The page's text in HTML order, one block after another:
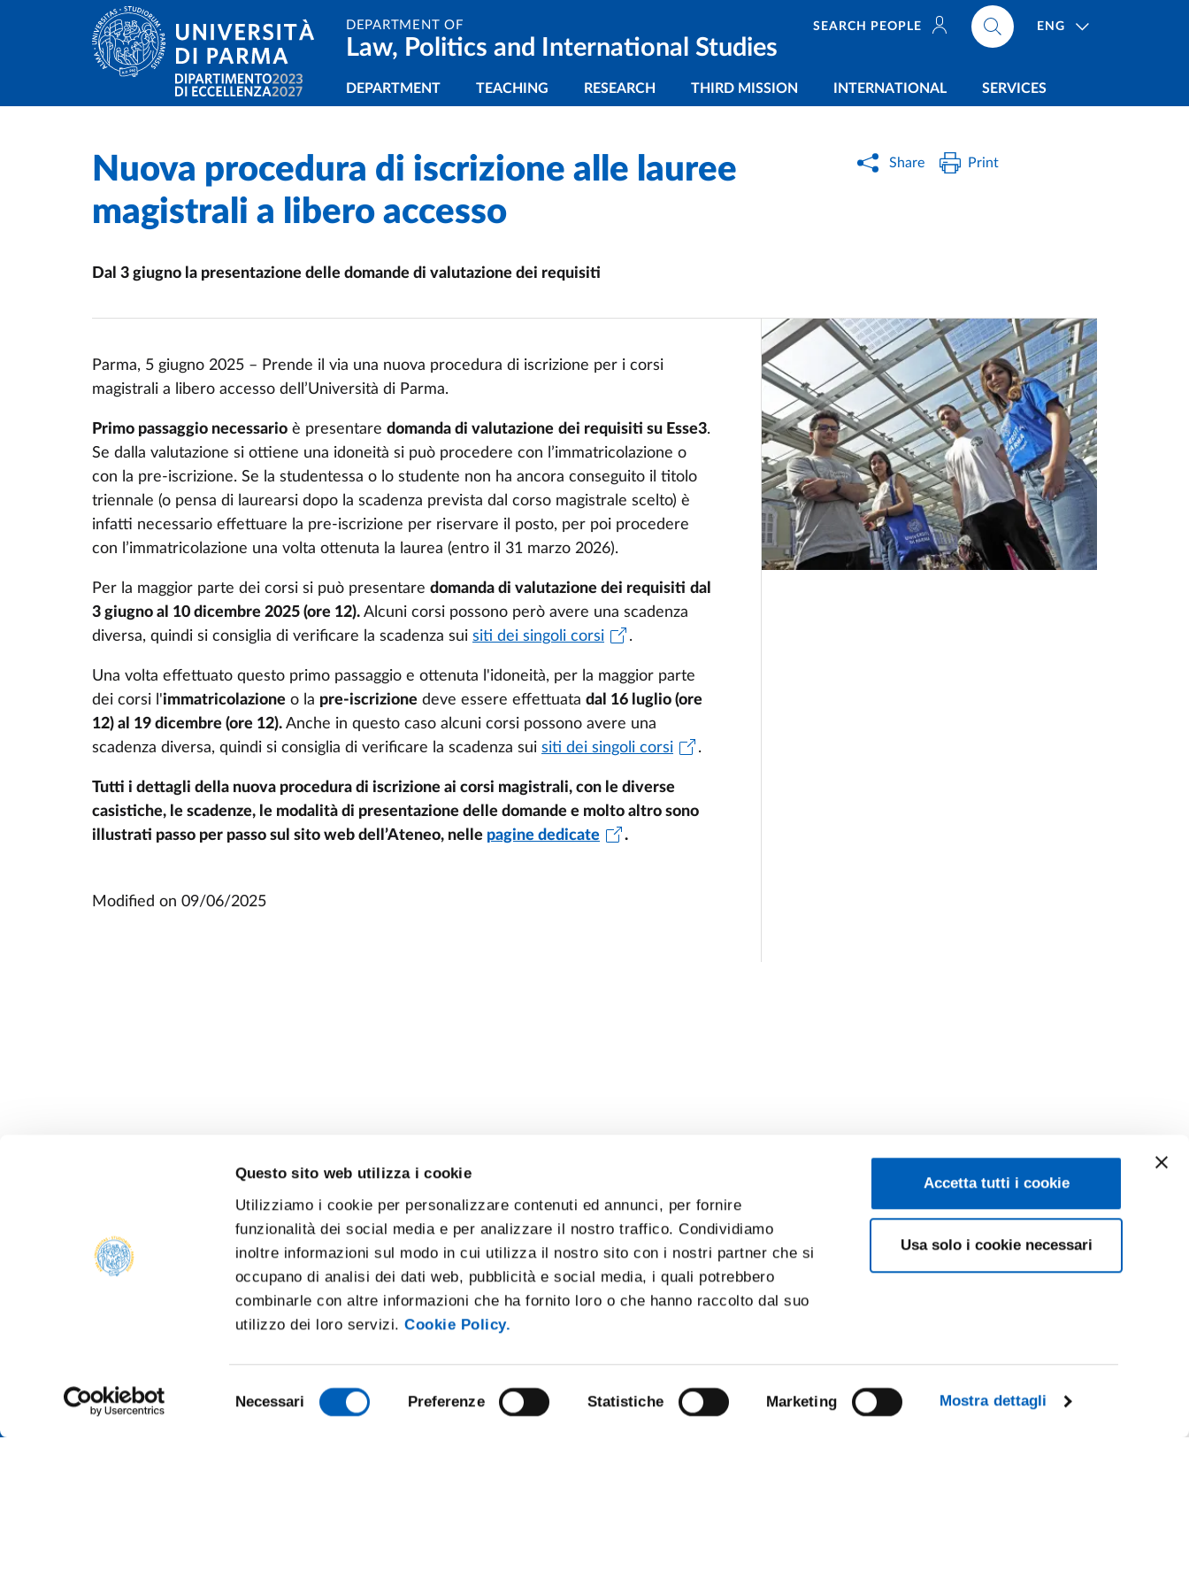
Questo sito web utilizza i cookie
Utilizziamo i cookie per personalizzare contenuti ed annunci, per fornire
funzionalità dei social media e per analizzare il nostro traffico. Condividiamo
inoltre informazioni sul modo in cui utilizza il nostro sito con i nostri partner che si
occupano di analisi dei dati web, pubblicità e social media, i quali potrebbero
combinarle con altre informazioni che ha fornito loro o che hanno raccolto dal suo
utilizzo dei loro servizi.Cookie Policy.
del
Necessari Preferenze Statistiche Marketing Mostra dettagli
Accetta tutti i cookie
Usa solo i cookie necessari
Skip to main content
Skip to footer DEPARTMENT OF
Law, Politics and International Studies
SEARCH PEOPLE ENG
Navigazione principale
DEPARTMENT TEACHING RESEARCH THIRD MISSION INTERNATIONAL SERVICES
Home
/
Nuova procedura di iscrizione alle lauree
magistrali a libero accesso
Dal 3 giugno la presentazione delle domande di valutazione dei requisiti
Share Print
Parma, 5 giugno 2025 – Prende il via una nuova procedura di iscrizione per i corsi
magistrali a libero accesso dell’Università di Parma.
Primo passaggio necessario è presentaredomanda di valutazione dei requisiti su Esse3.
Se dalla valutazione si ottiene una idoneità si può procedere con l’immatricolazione o
con la pre-iscrizione. Se la studentessa o lo studente non ha ancora conseguito il titolo
triennale (o pensa di laurearsi dopo la scadenza prevista dal corso magistrale scelto) è
infatti necessario effettuare la pre-iscrizione per riservare il posto, per poi procedere
con l’immatricolazione una volta ottenuta la laurea (entro il 31 marzo 2026).
Per la maggior parte dei corsi si può presentaredomanda di valutazione dei requisiti dal
3 giugno al 10 dicembre 2025 (ore 12). Alcuni corsi possono però avere una scadenza
diversa, quindi si consiglia di verificare la scadenza suisiti dei singoli corsi .
Una volta effettuato questo primo passaggio e ottenuta l'idoneità, per la maggior parte
dei corsi l'immatricolazione o la pre-iscrizione deve essere effettuatadal 16 luglio (ore
12) al 19 dicembre (ore 12).Anche in questo caso alcuni corsi possono avere una
scadenza diversa, quindi si consiglia di verificare la scadenza suisiti dei singoli corsi .
Tutti i dettagli della nuova procedura di iscrizione ai corsi magistrali, con le diverse
casistiche, le scadenze, le modalità di presentazione delle domande e molto altro sono
illustrati passo per passo sul sito web dell’Ateneo, nelle pagine dedicate .
Modified on09/06/2025